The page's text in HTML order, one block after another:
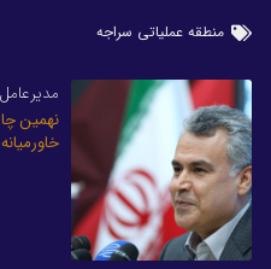
منطقه عملیاتی سراجه
نهمین